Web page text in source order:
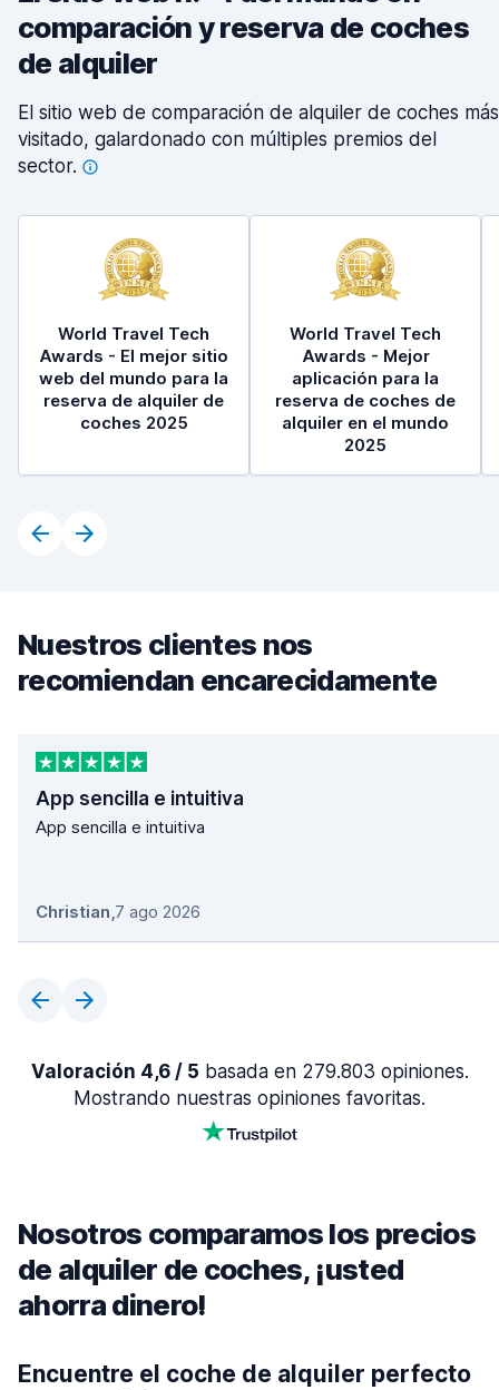
comparación y reserva de coches
de alquiler
El sitio web de comparación de alquiler de coches más
visitado, galardonado con múltiples premios del
sector.
World Travel Tech
Awards - El mejor sitio
web del mundo para la
reserva de alquiler de
coches 2025
World Travel Tech
Awards - Mejor
aplicación para la
reserva de coches de
alquiler en el mundo
2025
Nuestros clientes nos
recomiendan encarecidamente
App sencilla e intuitiva
App sencilla e intuitiva
Christian,7 ago 2026
Valoración 4,6 / 5 basada en 279.803 opiniones.
Mostrando nuestras opiniones favoritas.
Nosotros comparamos los precios
de alquiler de coches, ¡usted
ahorra dinero!
Encuentre el coche de alquiler perfecto